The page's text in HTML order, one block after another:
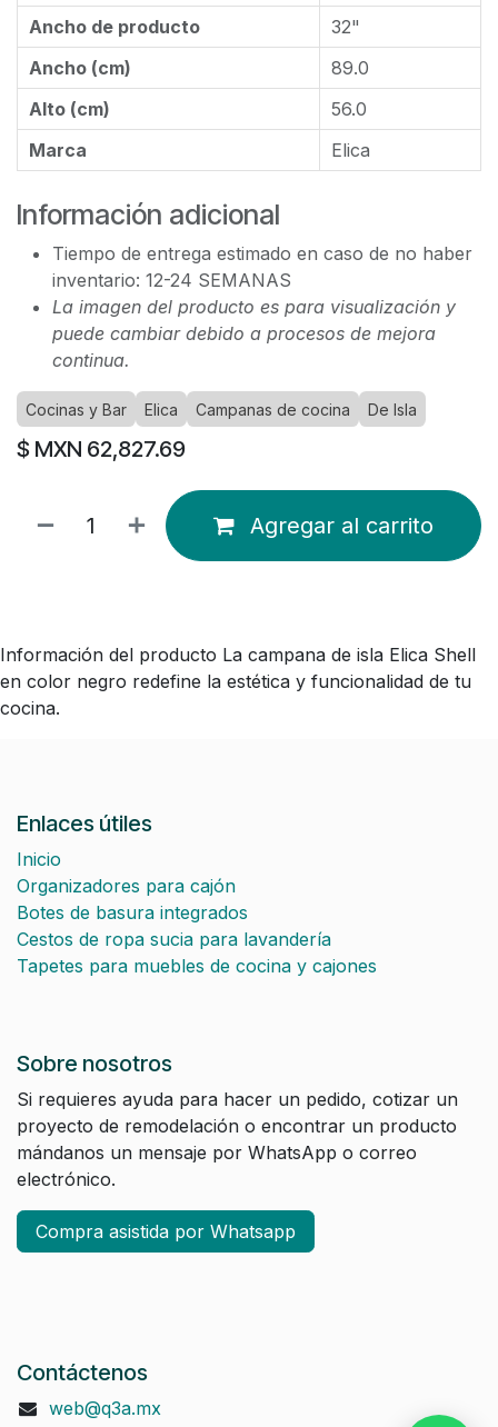
Ancho de producto
32"
Ancho (cm)
89.0
Alto (cm)
56.0
Marca
Elica
Información adicional
Tiempo de entrega estimado en caso de no haber
inventario: 12-24 SEMANAS
La imagen del producto es para visualización y
puede cambiar debido a procesos de mejora
continua.
Cocinas y Bar Elica Campanas de cocina De Isla
$ MXN 62,827.69
Agregar al carrito
Información del producto La campana de isla Elica Shell
en color negro redefine la estética y funcionalidad de tu
cocina.
Enlaces útiles
Inicio
Organizadores para cajón
Botes de basura integrados
Cestos de ropa sucia para lavandería
Tapetes para muebles de cocina y cajones
Sobre nosotros
Si requieres ayuda para hacer un pedido, cotizar un
proyecto de remodelación o encontrar un producto
mándanos un mensaje por WhatsApp o correo
electrónico.
Compra asistida por Whatsapp
Contáctenos
web@q3a.mx